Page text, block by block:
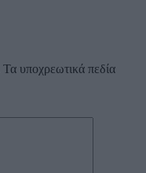
Τα υποχρεωτικά πεδία